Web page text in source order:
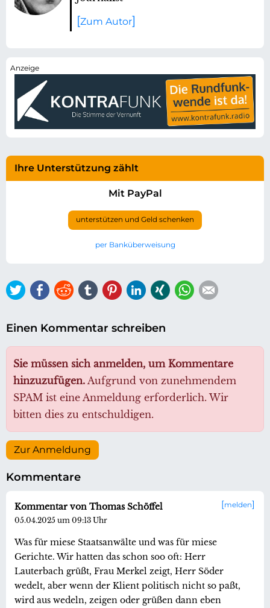
Zum Autor
Ihre Unterstützung zählt
Mit PayPal
unterstützen und Geld schenken
per Banküberweisung
TwitterFacebook
ReddittumblrPinterestLinkedIn
Xing WhatsApp
Einen Kommentar schreiben
Sie müssen sich anmelden, um Kommentare
hinzuzufügen. Aufgrund von zunehmendem
SPAM ist eine Anmeldung erforderlich. Wir
bitten dies zu entschuldigen.
Zur Anmeldung
Kommentare
melden
Kommentar von Thomas Schöffel
05.04.2025 um 09:13 Uhr
Was für miese Staatsanwälte und was für miese
Gerichte. Wir hatten das schon soo oft: Herr
Lauterbach grüßt, Frau Merkel zeigt, Herr Söder
wedelt, aber wenn der Klient politisch nicht so paßt,
wird aus wedeln, zeigen oder grüßen dann eben